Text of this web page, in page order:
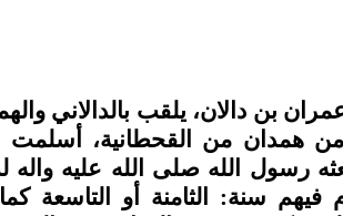
بن دالان، يلقب بالدالاني
من همدان من القحطانية، أسلمت
رسول الله صلى الله عليه واله
فيهم سنة: الثامنة أو التاسعة